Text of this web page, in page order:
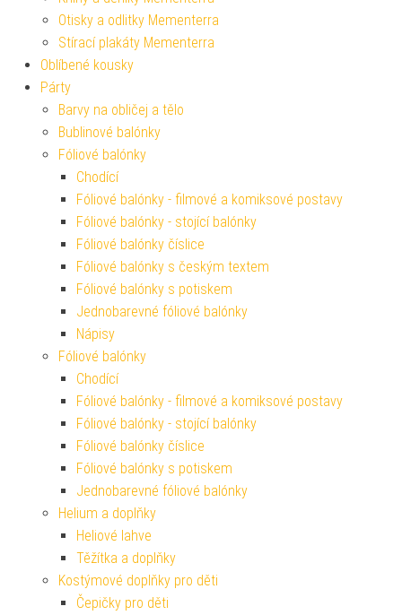
Otisky a odlitky Mementerra
Stírací plakáty Mementerra
Oblíbené kousky
Párty
Barvy na obličej a tělo
Bublinové balónky
Fóliové balónky
Chodící
Fóliové balónky - filmové a komiksové postavy
Fóliové balónky - stojící balónky
Fóliové balónky číslice
Fóliové balónky s českým textem
Fóliové balónky s potiskem
Jednobarevné fóliové balónky
Nápisy
Fóliové balónky
Chodící
Fóliové balónky - filmové a komiksové postavy
Fóliové balónky - stojící balónky
Fóliové balónky číslice
Fóliové balónky s potiskem
Jednobarevné fóliové balónky
Helium a doplňky
Heliové lahve
Těžítka a doplňky
Kostýmové doplňky pro děti
Čepičky pro děti